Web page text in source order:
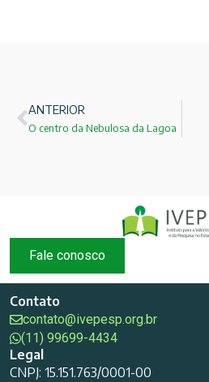
ANTERIOR
O centro da Nebulosa da Lagoa
Fale conosco
Contato
contato@ivepesp.org.br
(11) 99699-4434
Legal
CNPJ: 15.151.763/0001-00